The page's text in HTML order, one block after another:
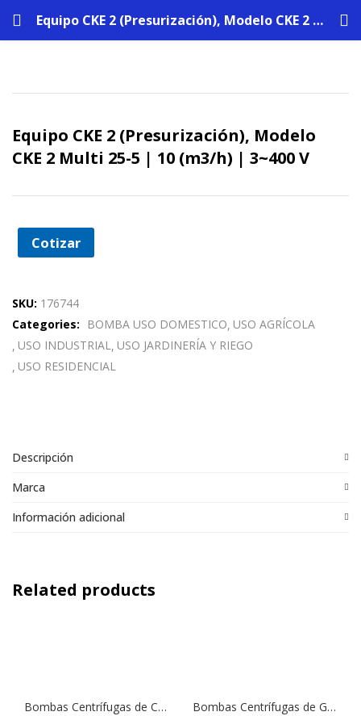
Equipo CKE 2 (Presurización), Modelo CKE 2 Multi 25-5 | 10 (m3/h) | 3~400 V
Equipo CKE 2 (Presurización), Modelo
CKE 2 Multi 25-5 | 10 (m3/h) | 3~400 V
Cotizar
SKU: 176744
Categories:
BOMBA USO DOMESTICO USO AGRÍCOLA
USO INDUSTRIAL USO JARDINERÍA Y RIEGO
USO RESIDENCIAL
Descripción
Marca
Información adicional
Related products
Bombas Centrífugas de Caudal Mediano SM1 150T | 1,5 HP | 380 V. Bombas Centrífugas de Gran Caudal (Riego Tendido) SCF4 200T | 2,0 HP | 380 V.